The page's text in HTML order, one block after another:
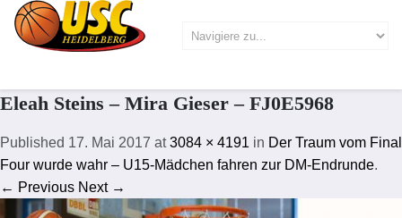
Eleah Steins – Mira Gieser – FJ0E5968
Published 17. Mai 2017 at3084 × 4191 in Der Traum vom Final
Four wurde wahr – U15-Mädchen fahren zur DM-Endrunde.
← Previous Next →